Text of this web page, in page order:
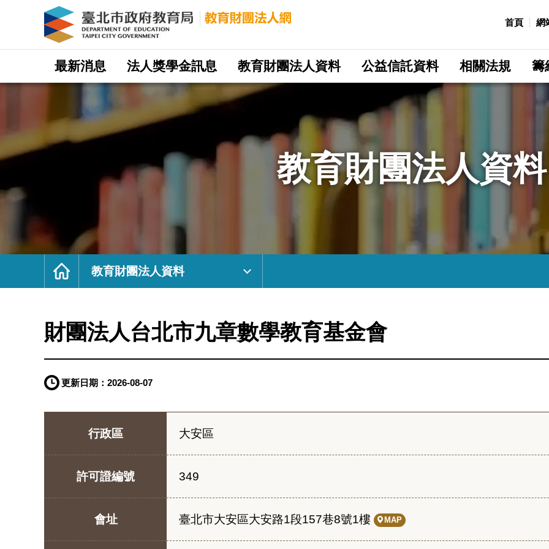
章
基
教
育
網
首頁 網
網
最新消息 法人獎學金訊息 教育財團法人資料 公益信託資料 相關法規 籌
教育財團法人資料
首
教育財團法人資料
財團法人台北市九章數學教育基金會
更新日期： 2026-08-07
行政區 大安區
許可證編號 349
會址 臺北市大安區大安路1段157巷8號1樓 MAP